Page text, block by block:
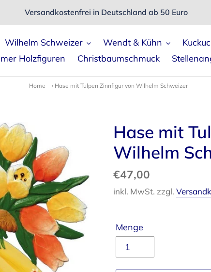
Versandkostenfrei in Deutschland ab 50 Euro
Wilhelm Schweizer Wendt & Kühn
Holzfiguren
Christbaumschmuck
Home › Hase mit Tulpen Zinnfigur von Wilhelm Schweizer
Hase mit
Wilhelm
Normaler
Preis
€47,00
inkl. MwSt. zzgl.
Menge